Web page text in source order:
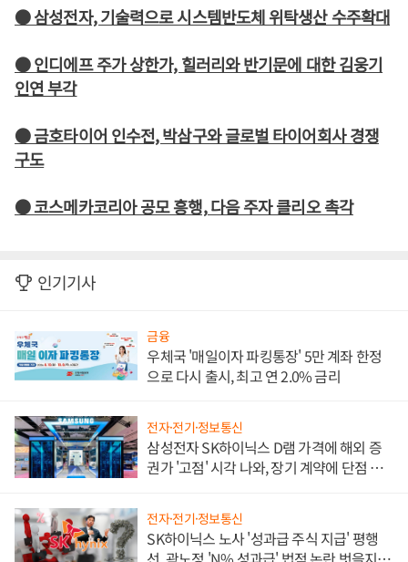
● 삼성전자, 기술력으로 시스템반도체 위탁생산 수주확대
● 인디에프 주가 상한가, 힐러리와 반기문에 대한 김웅기
인연 부각
● 금호타이어 인수전, 박삼구와 글로벌 타이어회사 경쟁
구도
● 코스메카코리아 공모 흥행, 다음 주자 클리오 촉각
인기기사
금융
우체국 '매일이자 파킹통장' 5만 계좌 한정
으로 다시 출시, 최고 연 2.0% 금리
전자·전기·정보통신
삼성전자 SK하이닉스 D램 가격에 해외 증
권가 '고점' 시각 나와, 장기 계약에 단점 부
전자·전기·정보통신
SK하이닉스 노사 '성과급 주식 지급' 평행